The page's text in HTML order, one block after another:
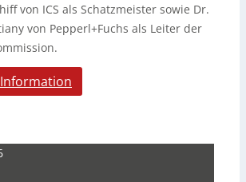
von ICS als Schatzmeister sowie Dr.
von Pepperl+Fuchs als Leiter der